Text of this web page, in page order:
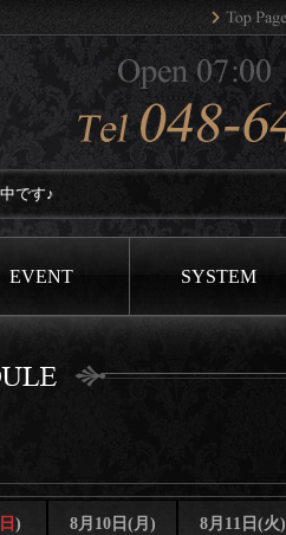
EVENT SYSTEM
日) 8月10日(月) 8月11日(火)